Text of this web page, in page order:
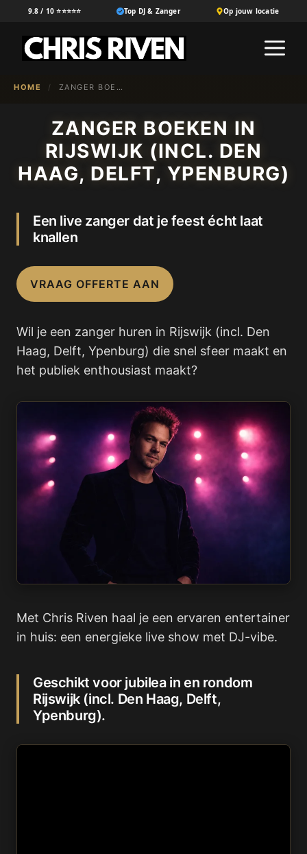
9.8 / 10 ⭐⭐⭐⭐⭐ Top DJ & Zanger Op jouw locatie
HOME / ZANGER BOEKEN IN {NL-100}
ZANGER BOEKEN IN
RIJSWIJK (INCL. DEN
HAAG, DELFT, YPENBURG)
Een live zanger dat je feest écht laat
knallen
VRAAG OFFERTE AAN
Wil je een zanger huren in Rijswijk (incl. Den
Haag, Delft, Ypenburg) die snel sfeer maakt en
het publiek enthousiast maakt?
Met Chris Riven haal je een ervaren entertainer
in huis: een energieke live show met DJ-vibe.
Geschikt voor jubilea in en rondom
Rijswijk (incl. Den Haag, Delft,
Ypenburg).